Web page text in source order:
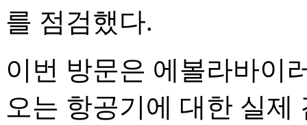
를 점검했다.
이번 방문은 에볼라바이
오는 항공기에 대한 실제